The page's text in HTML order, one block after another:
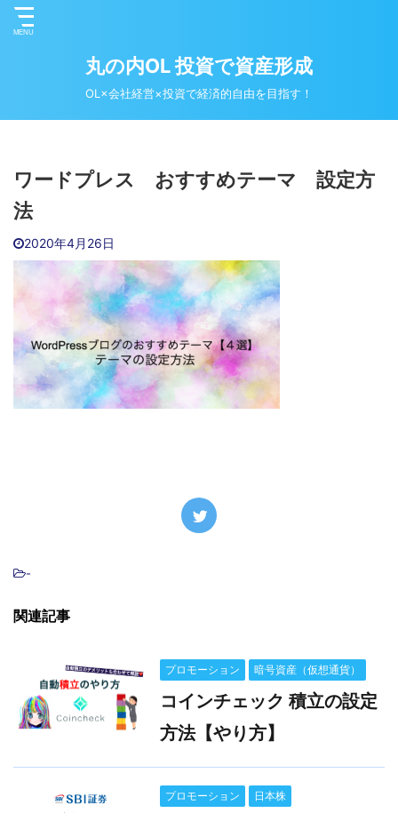
丸の内OL 投資で資産形成
OL×会社経営×投資で経済的自由を目指す！
ワードプレス おすすめテーマ 設定方
法
2020年4月26日
-
関連記事
プロモーション 暗号資産（仮想通貨）
コインチェック 積立の設定
方法【やり方】
プロモーション 日本株